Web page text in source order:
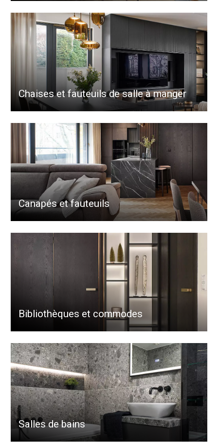
Chaises et fauteuils de salle à manger
Canapés et fauteuils
Bibliothèques et commodes
Salles de bains